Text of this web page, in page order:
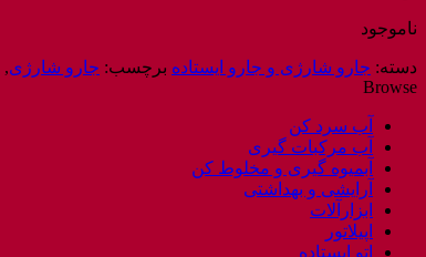
ناموجود
دسته: جارو شارژی و جارو ایستاده برچسب: جارو شارژی,
Browse
آب سرد کن
آب مرکبات گیری
آبمیوه گیری و مخلوط کن
آرایشی و بهداشتی
ابزارآلات
اپیلاتور
اتو ایستاده